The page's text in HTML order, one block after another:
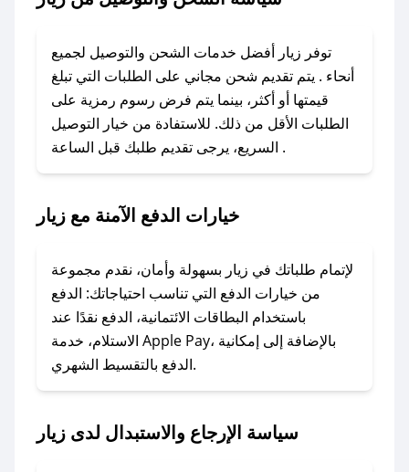
باستخدام تطبيق صحصح، يمكنك العثور بسهولة على
معنا عبر تويتر أو البريد الإلكتروني لإضافته بسرعة.
### كيفية استخدام كود خصم زيار؟
1. انسخ كود الخصم من تطبيق صحصح.
2. الصقه في خانة الدفع عند التسوق من زيار.
لا تقلق! يمكنك التواصل مع فريق دعم صحصح عبر
وسنقوم بحل المشكلة في أسرع وقت ممكن.
### ماذا أفعل إذا لم أجد كود خصم لمتجري
المفضل؟
في حال عدم توفر كوبونات لمتجرك المفضل، يمكنك
مراسلتنا مباشرة وسنعمل على توفير الكوبونات في
توفر زيار أفضل خدمات الشحن والتوصيل لجميع
أنحاء . يتم تقديم شحن مجاني على الطلبات التي تبلغ
قيمتها أو أكثر، بينما يتم فرض رسوم رمزية على
الطلبات الأقل من ذلك. للاستفادة من خيار التوصيل
السريع، يرجى تقديم طلبك قبل الساعة .
خيارات الدفع الآمنة مع زيار
لإتمام طلباتك في زيار بسهولة وأمان، نقدم مجموعة
من خيارات الدفع التي تناسب احتياجاتك: الدفع
باستخدام البطاقات الائتمانية، الدفع نقدًا عند
الاستلام، خدمة Apple Pay، بالإضافة إلى إمكانية
الدفع بالتقسيط الشهري.
سياسة الإرجاع والاستبدال لدى زيار